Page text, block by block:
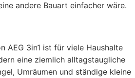
andere Bauart einfacher wäre.
AEG 3in1 ist für viele Haushalte
eine ziemlich alltagstaugliche
Umräumen und ständige kleine